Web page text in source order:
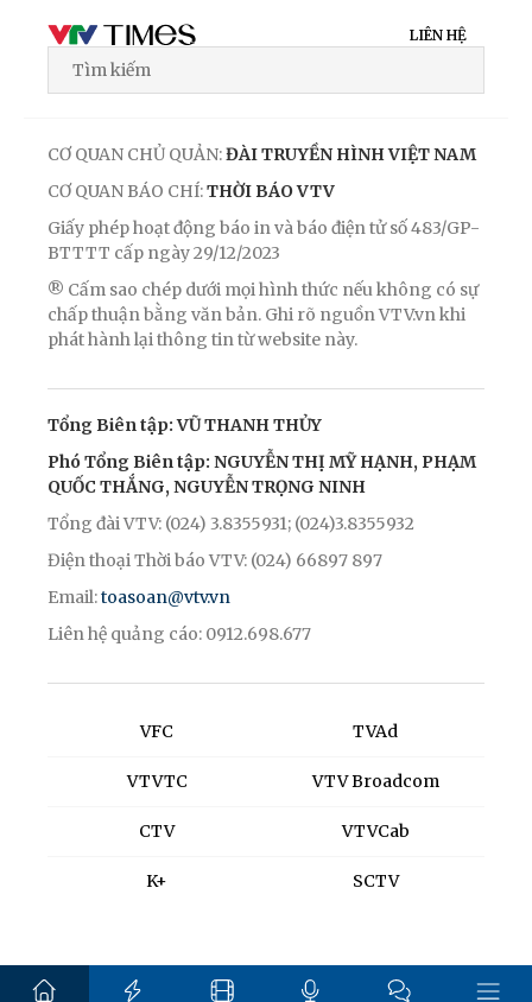
LIÊN HỆ
CƠ QUAN CHỦ QUẢN:ĐÀI TRUYỀN HÌNH VIỆT NAM
CƠ QUAN BÁO CHÍ:THỜI BÁO VTV
Giấy phép hoạt động báo in và báo điện tử số 483/GP-
BTTTT cấp ngày 29/12/2023
® Cấm sao chép dưới mọi hình thức nếu không có sự
chấp thuận bằng văn bản. Ghi rõ nguồn VTV.vn khi
phát hành lại thông tin từ website này.
Tổng Biên tập: VŨ THANH THỦY
Phó Tổng Biên tập: NGUYỄN THỊ MỸ HẠNH, PHẠM
QUỐC THẮNG, NGUYỄN TRỌNG NINH
Tổng đài VTV: (024) 3.8355931; (024)3.8355932
Điện thoại Thời báo VTV: (024) 66897 897
Email:toasoan@vtv.vn
Liên hệ quảng cáo: 0912.698.677
VFC
VTVTC
CTV
K+
TVAd
VTV Broadcom
VTVCab
SCTV